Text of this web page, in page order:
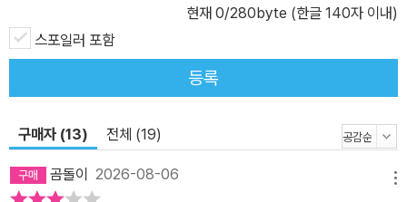
실재가 되고 실재가 환상이 되는 사차원적 세계이다. 이처럼 현대에
들어 러브크래프트의 공포문학은 그 파급력이 점점 더 커지고 있다. 1
7세기 청교도 이주자들이 식민지를 건설했던 뉴잉글랜드 지역의 유
서 깊은 가문에서 태어난 러브크래프트는 미국 고딕문학의 선배인 너
다. 지옥과 심판의 묵시에 대한 청교도적인 두려움을 깔고 있는 호손
과 포의 작품들처럼 러브크래프트의 작품들 역시 기독교적인 최후의
심판의 영향이 짙게 깔려 있다. 낡은 저택, 고성, 폐허, 황폐한 자연 등
현재 0/280byte (한글 140자 이내)
스포일러 포함
등록
구매자 (13) 전체 (19)
곰돌이 2026-08-06